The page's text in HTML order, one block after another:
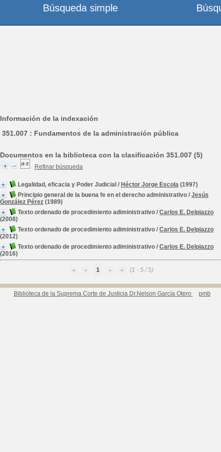
Información de la indexación
351.007 : Fundamentos de la administración pública
Documentos en la biblioteca con la clasificación 351.007 (5)
Refinar búsqueda
Legalidad, eficacia y Poder Judicial / Héctor Jorge Escola (1997)
Principio general de la buena fe en el derecho administrativo / Jesús
González Pérez (1989)
Texto ordenado de procedimiento adiministrativo / Carlos E. Delpiazzo
(2008)
Texto ordenado de procedimiento adiministrativo / Carlos E. Delpiazzo
(2012)
Texto ordenado de procedimiento adiministrativo / Carlos E. Delpiazzo
(2016)
1 (1 - 5 / 5)
Biblioteca de la Suprema Corte de Justicia Dr.Nelson García Otero pmb
Búsqueda simple